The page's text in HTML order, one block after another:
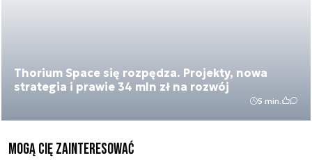
Thorium Space się rozpędza. Projekty, nowa
strategia i prawie 34 mln zł na rozwój
5 min.
Mogą Cię zainteresować